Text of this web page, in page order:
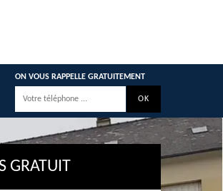
ON VOUS RAPPELLE GRATUITEMENT
GRATUIT